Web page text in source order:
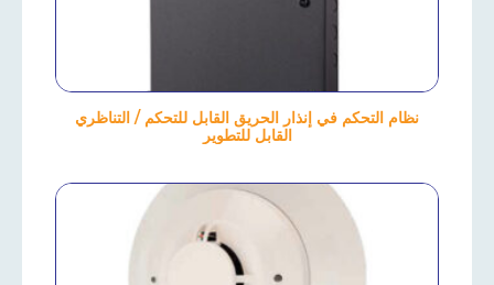
نظام التحكم في إنذار الحريق القابل للتحكم / التناظري
القابل للتطوير